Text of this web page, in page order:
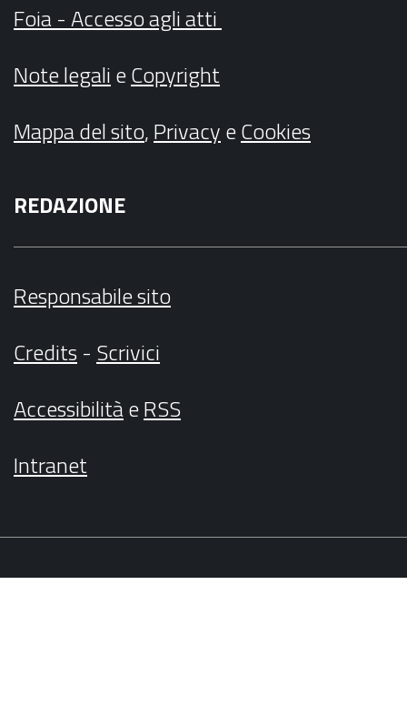
Foia - Accesso agli atti
Note legalieCopyright
Mappa del sito,PrivacyeCookies
REDAZIONE
Responsabile sito
Credits- Scrivici
AccessibilitàeRSS
Intranet